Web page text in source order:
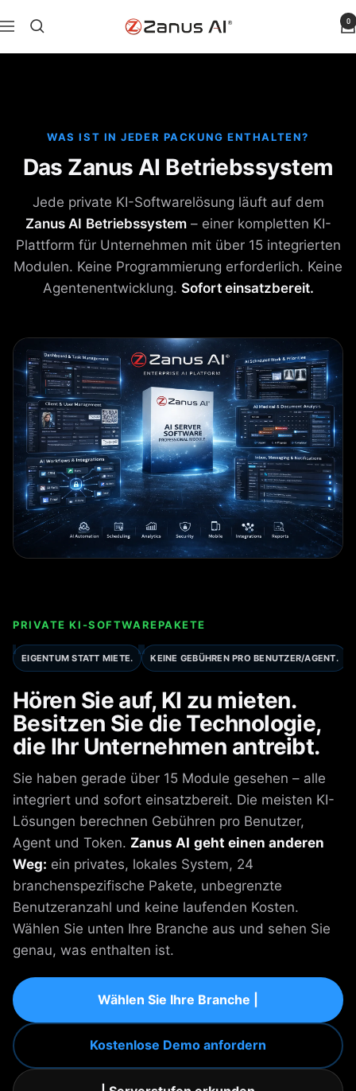
Inhalt
Navigation
Zanus
AI
0
WAS IST IN JEDER PACKUNG ENTHALTEN?
Das Zanus AI Betriebssystem
Jede private KI-Softwarelösung läuft auf dem
Zanus AI Betriebssystem– einer kompletten KI-
Plattform für Unternehmen mit über 15 integrierten
Modulen. Keine Programmierung erforderlich. Keine
Agentenentwicklung. Sofort einsatzbereit.
PRIVATE KI-SOFTWAREPAKETE
EIGENTUM STATT MIETE. KEINE GEBÜHREN PRO BENUTZER/AGENT.
Hören Sie auf, KI zu mieten.
Besitzen Sie die Technologie,
die Ihr Unternehmen antreibt.
Sie haben gerade über 15 Module gesehen – alle
integriert und sofort einsatzbereit. Die meisten KI-
Lösungen berechnen Gebühren pro Benutzer,
Agent und Token. Zanus AI geht einen anderen
Weg: ein privates, lokales System, 24
branchenspezifische Pakete, unbegrenzte
Benutzeranzahl und keine laufenden Kosten.
Wählen Sie unten Ihre Branche aus und sehen Sie
genau, was enthalten ist.
Wählen Sie Ihre Branche |
Kostenlose Demo anfordern